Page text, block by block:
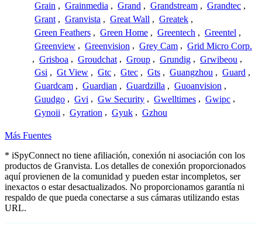
Grain , Grainmedia , Grand , Grandstream , Grandtec ,
Grant , Granvista , Great Wall , Greatek ,
Green Feathers , Green Home , Greentech , Greentel ,
Greenview , Greenvision , Grey Cam , Grid Micro Corp.
, Grisboa , Groudchat , Group , Grundig , Grwibeou ,
Gsi , Gt View , Gtc , Gtec , Gts , Guangzhou , Guard ,
Guardcam , Guardian , Guardzilla , Guoanvision ,
Guudgo , Gvi , Gw Security , Gwelltimes , Gwipc ,
Gynoii , Gyration , Gyuk , Gzhou
Más Fuentes
* iSpyConnect no tiene afiliación, conexión ni asociación con los
productos de Granvista. Los detalles de conexión proporcionados
aquí provienen de la comunidad y pueden estar incompletos, ser
inexactos o estar desactualizados. No proporcionamos garantía ni
respaldo de que pueda conectarse a sus cámaras utilizando estas
URL.